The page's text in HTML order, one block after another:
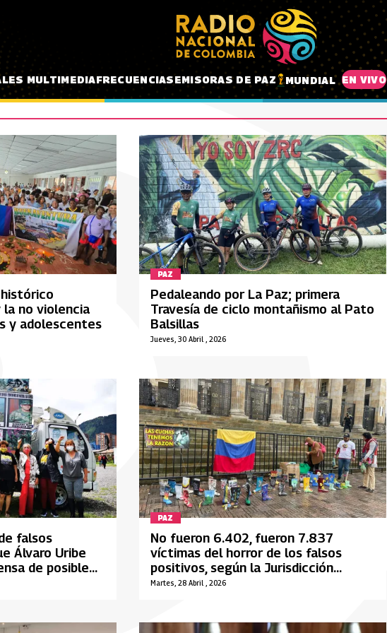
MULTIMEDIAFRECUENCIASEMISORAS DE PAZ MUNDIAL EN VIVO
la no violencia
y adolescentes
PAZ
Jueves, 30 Abril , 2026
Pedaleando por La Paz; primera
Travesía de ciclo montañismo al Pato
Balsillas
falsos
Álvaro Uribe
de posible
PAZ
Martes, 28 Abril , 2026
No fueron 6.402, fueron 7.837
víctimas del horror de los falsos
positivos, según la Jurisdicción
Especial para la Paz